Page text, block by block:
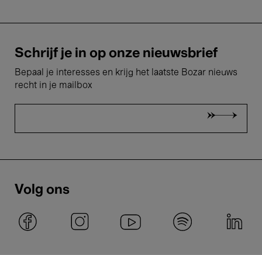
Schrijf je in op onze nieuwsbrief
Bepaal je interesses en krijg het laatste Bozar nieuws
recht in je mailbox
Volg ons